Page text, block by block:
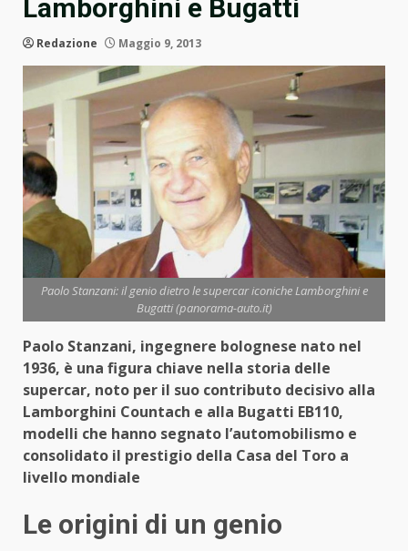
Lamborghini e Bugatti
Redazione Maggio 9, 2013
Paolo Stanzani: il genio dietro le supercar iconiche Lamborghini e
Bugatti (panorama-auto.it)
Paolo Stanzani, ingegnere bolognese nato nel
1936, è una figura chiave nella storia delle
supercar, noto per il suo contributo decisivo alla
Lamborghini Countach e alla Bugatti EB110,
modelli che hanno segnato l’automobilismo e
consolidato il prestigio della Casa del Toro a
livello mondiale
Le origini di un genio